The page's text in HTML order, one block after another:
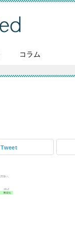
コラム
Tweet